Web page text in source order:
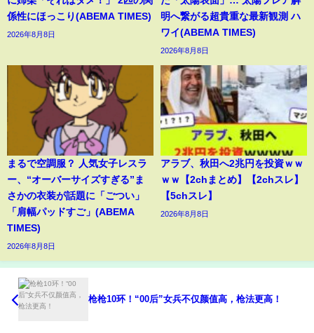
係性にほっこり(ABEMA TIMES)
2026年8月8日
明へ繋がる超貴重な最新観測 ハ
ワイ(ABEMA TIMES)
2026年8月8日
まるで空調服？ 人気女子レスラ
ー、“オーバーサイズすぎる”ま
さかの衣装が話題に「ごつい」
「肩幅パッドすご」(ABEMA
TIMES)
2026年8月8日
アラブ、秋田へ2兆円を投資ｗｗ
ｗｗ【2chまとめ】【2chスレ】
【5chスレ】
2026年8月8日
枪枪10环！“00后”女兵不仅颜值高，枪法更高！